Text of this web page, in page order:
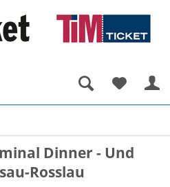
Dinner - Und
Rosslau